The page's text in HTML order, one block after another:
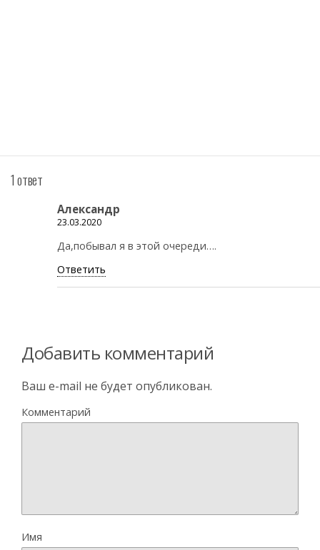
1 ответ
Александр
23.03.2020
Да,побывал я в этой очереди….
Ответить
Добавить комментарий
Ваш e-mail не будет опубликован.
Комментарий
Имя